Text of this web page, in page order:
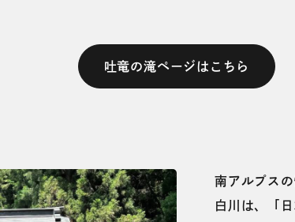
吐竜の滝ページはこちら
南アルプス
白川は、「